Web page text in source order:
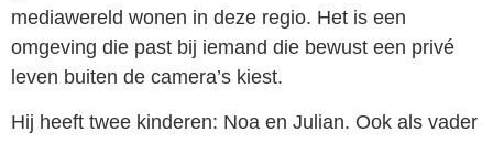
mediawereld wonen in deze regio. Het is een
omgeving die past bij iemand die bewust een privé
leven buiten de camera’s kiest.
Hij heeft twee kinderen: Noa en Julian. Ook als vader